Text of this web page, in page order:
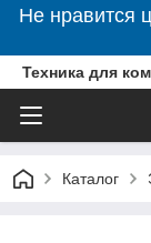
Не нравится
Техника для
Каталог